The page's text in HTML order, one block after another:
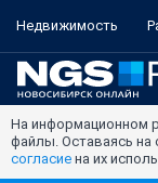
Недвижимость
На информационном
файлы. Оставаясь на
согласие на их